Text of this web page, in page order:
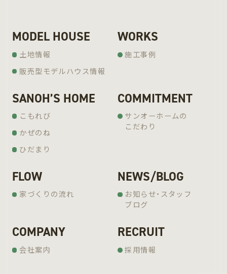
MODEL HOUSE
土地情報
販売型モデルハウス情報
WORKS
施工事例
SANOH’S HOME
こもれび
かぜのね
ひだまり
COMMITMENT
サンオーホームの
こだわり
FLOW
家づくりの流れ
NEWS/BLOG
お知らせ・スタッフ
ブログ
COMPANY
会社案内
RECRUIT
採用情報